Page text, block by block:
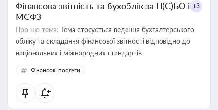
Фінансова звітність та бухоблік за П(С)БО і
МСФЗ
+3
Про що тема: Тема стосується ведення бухгалтерського
обліку та складання фінансової звітності відповідно до
національних і міжнародних стандартів
Фінансові послуги